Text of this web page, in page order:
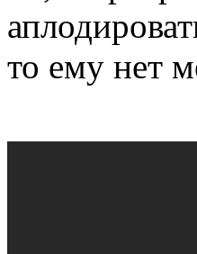
то ему нет